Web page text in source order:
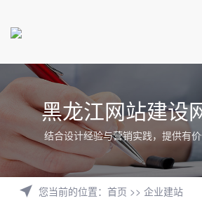
黑龙江网站建设
结合设计经验与营销实践，提供有
您当前的位置： 首页 >> 企业建站